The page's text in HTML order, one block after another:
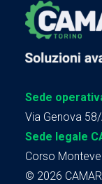
Sede
Via Genova
Sede legale
Corso
© 2026 CAMAR